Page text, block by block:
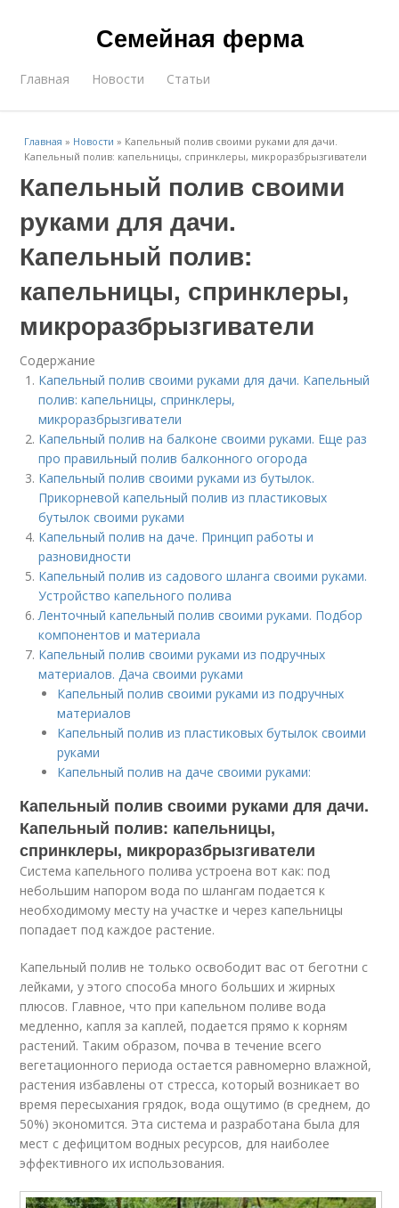
Семейная ферма
Главная Новости Статьи
Главная » Новости » Капельный полив своими руками для дачи.
Капельный полив: капельницы, спринклеры, микроразбрызгиватели
Капельный полив своими
руками для дачи.
Капельный полив:
капельницы, спринклеры,
микроразбрызгиватели
Содержание
Капельный полив своими руками для дачи. Капельный
полив: капельницы, спринклеры,
микроразбрызгиватели
Капельный полив на балконе своими руками. Еще раз
про правильный полив балконного огорода
Капельный полив своими руками из бутылок.
Прикорневой капельный полив из пластиковых
бутылок своими руками
Капельный полив на даче. Принцип работы и
разновидности
Капельный полив из садового шланга своими руками.
Устройство капельного полива
Ленточный капельный полив своими руками. Подбор
компонентов и материала
Капельный полив своими руками из подручных
материалов. Дача своими руками
Капельный полив своими руками из подручных
материалов
Капельный полив из пластиковых бутылок своими
руками
Капельный полив на даче своими руками:
Капельный полив своими руками для дачи.
Капельный полив: капельницы,
спринклеры, микроразбрызгиватели
Система капельного полива устроена вот как: под
небольшим напором вода по шлангам подается к
необходимому месту на участке и через капельницы
попадает под каждое растение.
Капельный полив не только освободит вас от беготни с
лейками, у этого способа много больших и жирных
плюсов. Главное, что при капельном поливе вода
медленно, капля за каплей, подается прямо к корням
растений. Таким образом, почва в течение всего
вегетационного периода остается равномерно влажной,
растения избавлены от стресса, который возникает во
время пересыхания грядок, вода ощутимо (в среднем, до
50%) экономится. Эта система и разработана была для
мест с дефицитом водных ресурсов, для наиболее
эффективного их использования.